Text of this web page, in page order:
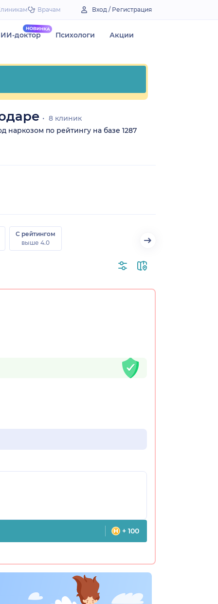
Врачам Вход / Регистрация
ИИ-доктор Психологи Акции
8 клиник
наркозом по рейтингу на базе 1287
С рейтингом
выше 4.0
+ 100